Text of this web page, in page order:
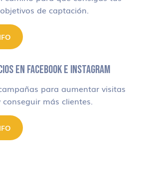
objetivos de captación.
EN FACEBOOK E INSTAGRAM
para aumentar visitas
conseguir más clientes.